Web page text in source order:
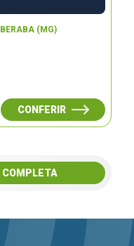
(MG)
CONFERIR
COMPLETA